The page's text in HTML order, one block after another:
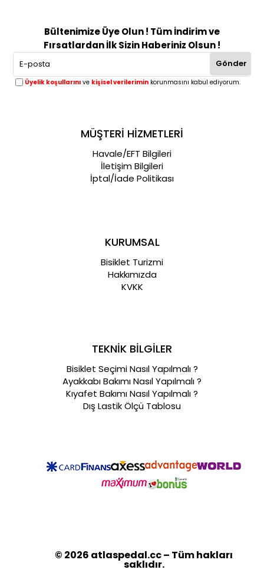
Bültenimize Üye Olun ! Tüm İndirim ve
Fırsatlardan İlk Sizin Haberiniz Olsun !
Gönder
Üyelik koşullarını ve kişisel verilerimin korunmasını kabul ediyorum.
MÜŞTERİ HİZMETLERİ
Havale/EFT Bilgileri
İletişim Bilgileri
İptal/İade Politikası
KURUMSAL
Bisiklet Turizmi
Hakkımızda
KVKK
TEKNİK BİLGİLER
Bisiklet Seçimi Nasıl Yapılmalı ?
Ayakkabı Bakımı Nasıl Yapılmalı ?
Kıyafet Bakımı Nasıl Yapılmalı ?
Dış Lastik Ölçü Tablosu
© 2026 atlaspedal.cc – Tüm hakları
saklıdır.